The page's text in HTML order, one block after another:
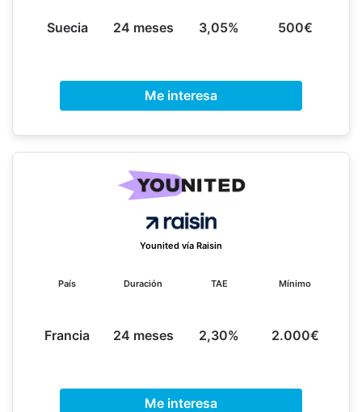
Suecia 24 meses 3,05% 500€
Me interesa
Younited vía Raisin
País
Francia
Duración
24 meses
TAE
2,30%
Mínimo
2.000€
Me interesa